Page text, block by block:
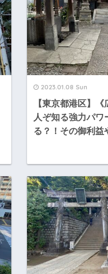
2023.01.08 Sun
【東京都港区】
人ぞ知る強力パワ
る？！その御利益